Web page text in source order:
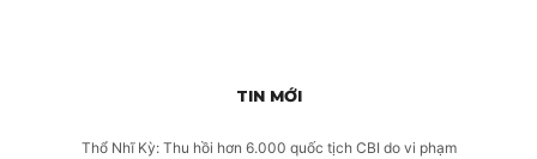
TIN MỚI
Thổ Nhĩ Kỳ: Thu hồi hơn 6.000 quốc tịch CBI do vi phạm